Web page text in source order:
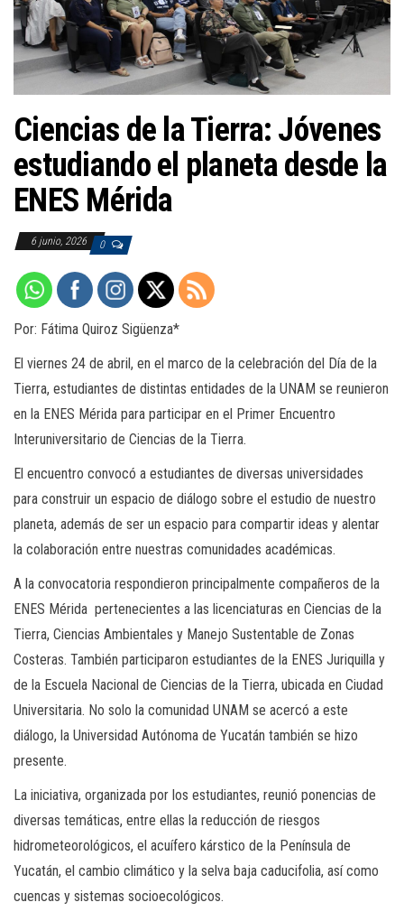
c
Ciencias de la Tierra: Jóvenes
estudiando el planeta desde la
ENES Mérida
6 junio, 2026 0
Por: Fátima Quiroz Sigüenza*
El viernes 24 de abril, en el marco de la celebración del Día de la
Tierra, estudiantes de distintas entidades de la UNAM se reunieron
en la ENES Mérida para participar en el Primer Encuentro
Interuniversitario de Ciencias de la Tierra.
El encuentro convocó a estudiantes de diversas universidades
para construir un espacio de diálogo sobre el estudio de nuestro
planeta, además de ser un espacio para compartir ideas y alentar
la colaboración entre nuestras comunidades académicas.
A la convocatoria respondieron principalmente compañeros de la
ENES Mérida pertenecientes a las licenciaturas en Ciencias de la
Tierra, Ciencias Ambientales y Manejo Sustentable de Zonas
Costeras. También participaron estudiantes de la ENES Juriquilla y
de la Escuela Nacional de Ciencias de la Tierra, ubicada en Ciudad
Universitaria. No solo la comunidad UNAM se acercó a este
diálogo, la Universidad Autónoma de Yucatán también se hizo
presente.
La iniciativa, organizada por los estudiantes, reunió ponencias de
diversas temáticas, entre ellas la reducción de riesgos
hidrometeorológicos, el acuífero kárstico de la Península de
Yucatán, el cambio climático y la selva baja caducifolia, así como
cuencas y sistemas socioecológicos.